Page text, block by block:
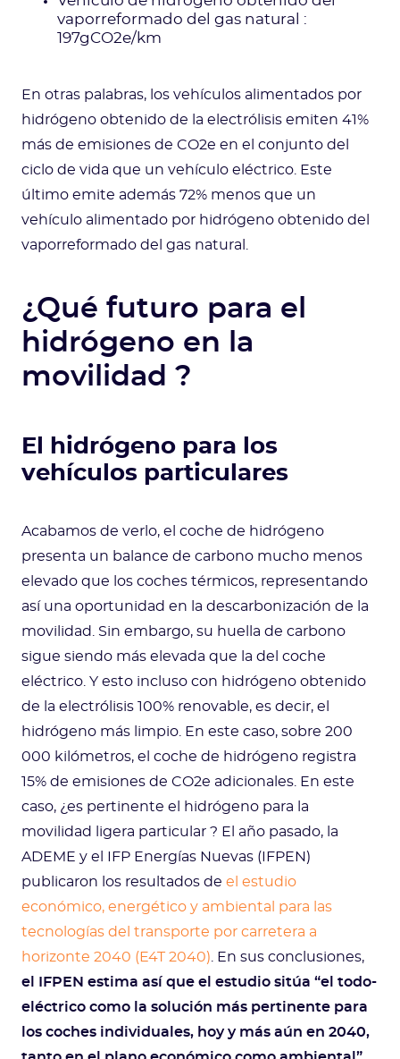
vaporreformado del gas natural :
197gCO2e/km
En otras palabras, los vehículos alimentados por
hidrógeno obtenido de la electrólisis emiten 41%
más de emisiones de CO2e en el conjunto del
ciclo de vida que un vehículo eléctrico. Este
último emite además 72% menos que un
vehículo alimentado por hidrógeno obtenido del
vaporreformado del gas natural.
¿Qué futuro para el
hidrógeno en la
movilidad ?
El hidrógeno para los
vehículos particulares
Acabamos de verlo, el coche de hidrógeno
presenta un balance de carbono mucho menos
elevado que los coches térmicos, representando
así una oportunidad en la descarbonización de la
movilidad. Sin embargo, su huella de carbono
sigue siendo más elevada que la del coche
eléctrico. Y esto incluso con hidrógeno obtenido
de la electrólisis 100% renovable, es decir, el
hidrógeno más limpio. En este caso, sobre 200
000 kilómetros, el coche de hidrógeno registra
15% de emisiones de CO2e adicionales. En este
caso, ¿es pertinente el hidrógeno para la
movilidad ligera particular ? El año pasado, la
ADEME y el IFP Energías Nuevas (IFPEN)
publicaron los resultados de el estudio
económico, energético y ambiental para las
tecnologías del transporte por carretera a
horizonte 2040 (E4T 2040) . En sus conclusiones,
el IFPEN estima así que el estudio sitúa “el todo-
eléctrico como la solución más pertinente para
los coches individuales, hoy y más aún en 2040,